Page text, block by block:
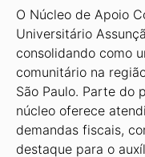
O Núcleo de Apoio
Universitário
consolidando como
comunitário na
São Paulo. Parte do
núcleo oferece
demandas fiscais,
destaque para o